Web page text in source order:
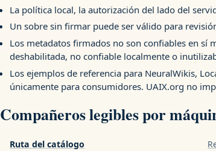
La política local, la autorización del lado del
Un sobre sin firmar puede ser válido para
Los metadatos firmados no son confiables en sí
deshabilitada, no confiable localmente o
Los ejemplos de referencia para NeuralWikis,
únicamente para consumidores. UAIX.org no
Compañeros legibles por
Ruta del catálogo